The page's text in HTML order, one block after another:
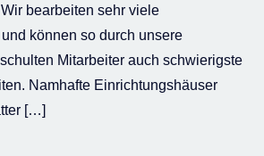
bearbeiten sehr viele
können so durch unsere
Mitarbeiter auch schwierigste
Namhafte Einrichtungshäuser
[…]